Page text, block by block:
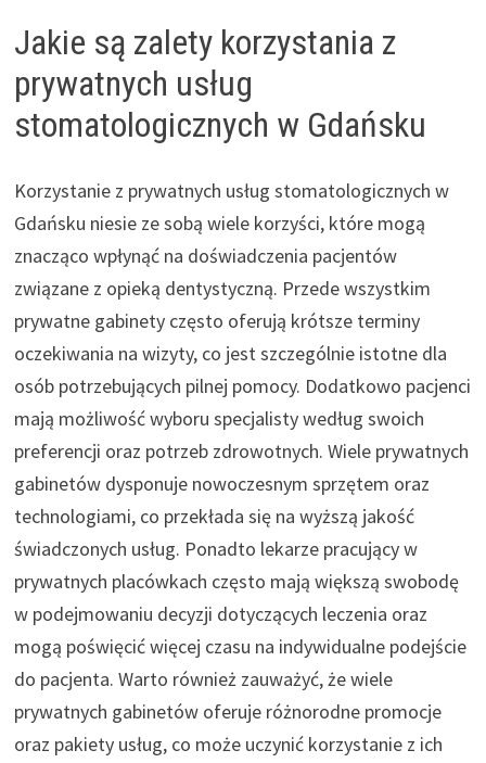
Jakie są zalety korzystania z
prywatnych usług
stomatologicznych w Gdańsku
Korzystanie z prywatnych usług stomatologicznych w
Gdańsku niesie ze sobą wiele korzyści, które mogą
znacząco wpłynąć na doświadczenia pacjentów
związane z opieką dentystyczną. Przede wszystkim
prywatne gabinety często oferują krótsze terminy
oczekiwania na wizyty, co jest szczególnie istotne dla
osób potrzebujących pilnej pomocy. Dodatkowo pacjenci
mają możliwość wyboru specjalisty według swoich
preferencji oraz potrzeb zdrowotnych. Wiele prywatnych
gabinetów dysponuje nowoczesnym sprzętem oraz
technologiami, co przekłada się na wyższą jakość
świadczonych usług. Ponadto lekarze pracujący w
prywatnych placówkach często mają większą swobodę
w podejmowaniu decyzji dotyczących leczenia oraz
mogą poświęcić więcej czasu na indywidualne podejście
do pacjenta. Warto również zauważyć, że wiele
prywatnych gabinetów oferuje różnorodne promocje
oraz pakiety usług, co może uczynić korzystanie z ich